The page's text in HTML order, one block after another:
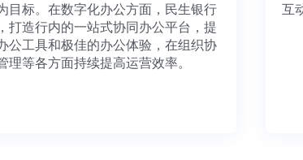
行为目标。在数字化办公方面，民生银行
书，打造行内的一站式协同办公平台，提
的办公工具和极佳的办公体验，在组织协
务管理等各方面持续提高运营效率。